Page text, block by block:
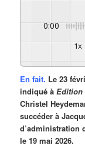
0:00
1x
En fait. Le 23
indiqué àEdition
Christel
succéder à
d’administration
le 19 mai 2026.